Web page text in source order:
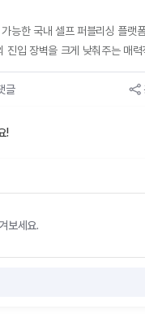
능한 국내 셀프 퍼블리싱 플랫
입 장벽을 크게 낮춰주는 매
글
!
보세요.